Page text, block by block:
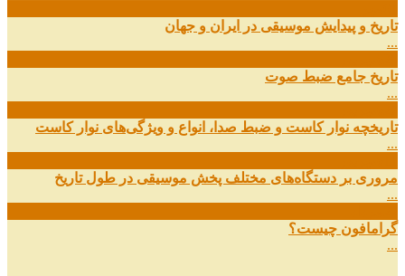
تاریخ و پیدایش موسیقی در ایران و جهان
...
تاریخ جامع ضبط صوت
...
تاریخچه نوار کاست و ضبط صدا، انواع و ویژگی‌های نوار کاست
...
مروری بر دستگاه‌های مختلف پخش موسیقی در طول تاریخ
...
گرامافون چیست؟
...